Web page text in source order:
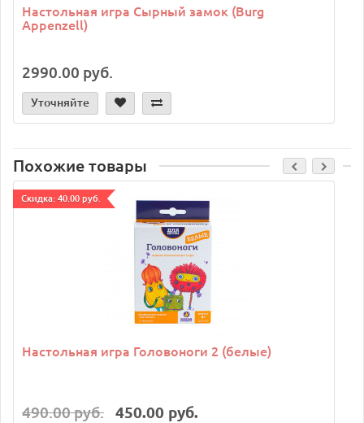
Настольная игра Сырный замок (Burg
Appenzell)
2990.00 руб.
Уточняйте
Похожие товары
Cкидка: 40.00 руб.
Настольная игра Головоноги 2 (белые)
490.00 руб. 450.00 руб.